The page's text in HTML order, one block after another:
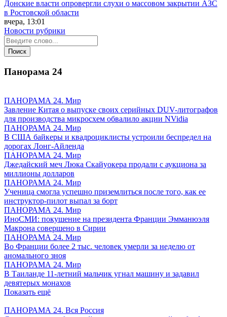
Донские власти опровергли слухи о массовом закрытии АЗС
в Ростовской области
вчера, 13:01
Новости рубрики
Панорама 24
ПАНОРАМА 24. Мир
Завление Китая о выпуске своих серийных DUV-литографов
для производства микросхем обвалило акции NVidia
ПАНОРАМА 24. Мир
В США байкеры и квадроциклисты устроили беспредел на
дорогах Лонг-Айленда
ПАНОРАМА 24. Мир
Джедайский меч Люка Скайуокера продали с аукциона за
миллионы долларов
ПАНОРАМА 24. Мир
Ученица смогла успешно приземлиться после того, как ее
инструктор-пилот выпал за борт
ПАНОРАМА 24. Мир
ИноСМИ: покушение на президента Франции Эмманюэля
Макрона совершено в Сирии
ПАНОРАМА 24. Мир
Во Франции более 2 тыс. человек умерли за неделю от
аномального зноя
ПАНОРАМА 24. Мир
В Таиланде 11-летний мальчик угнал машину и задавил
девятерых монахов
Показать ещё
ПАНОРАМА 24. Вся Россия